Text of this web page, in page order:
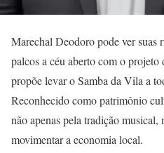
Marechal Deodoro pode ver suas
palcos a céu aberto com o
propõe levar o Samba da Vila a
Reconhecido como patrimônio
não apenas pela tradição
movimentar a economia local.